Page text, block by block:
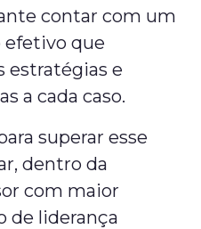
contar com um
efetivo que
estratégias e
a cada caso.
superar esse
dentro da
com maior
de liderança